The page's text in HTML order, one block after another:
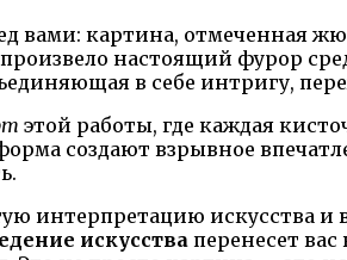
вами: картина, отмеченная
произвело настоящий фурор
в себе интригу,
этой работы, где каждая
создают взрывное
интерпретацию искусства
искусства перенесет